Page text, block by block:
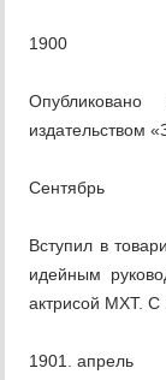
1900
Опубликовано
издательством
Сентябрь
Вступил в
идейным
актрисой МХТ. С
1901. апрель